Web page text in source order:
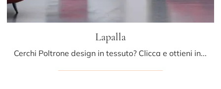
Lapalla
Cerchi Poltrone design in tessuto? Clicca e ottieni informazioni sul modello Lapalla di Fox Italia.